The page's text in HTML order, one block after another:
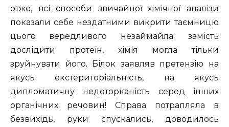
отже, всі способи звичайної хімічної аналізи
показали себе нездатними викрити таємницю
цього вередливого незаймайла: замість
дослідити протеїн, хімія могла тільки
зруйнувати його. Білок заявляв претензію на
якусь екстериторіальність, на якусь
дипломатичну недоторканість серед інших
органічних речовин! Справа потрапляла в
безвихідь, руки спускались, доводилось